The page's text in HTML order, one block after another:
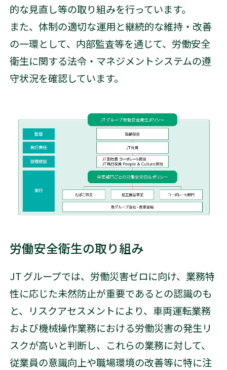
的な見直し等の取り組みを行っています。
また、体制の適切な運用と継続的な維持・改善
の一環として、内部監査等を通じて、労働安全
衛生に関する法令・マネジメントシステムの遵
守状況を確認しています。
労働安全衛生の取り組み
JT グループでは、労働災害ゼロに向け、業務特
性に応じた未然防止が重要であるとの認識のも
と、リスクアセスメントにより、車両運転業務
および機械操作業務における労働災害の発生リ
スクが高いと判断し、これらの業務に対して、
従業員の意識向上や職場環境の改善等に特に注